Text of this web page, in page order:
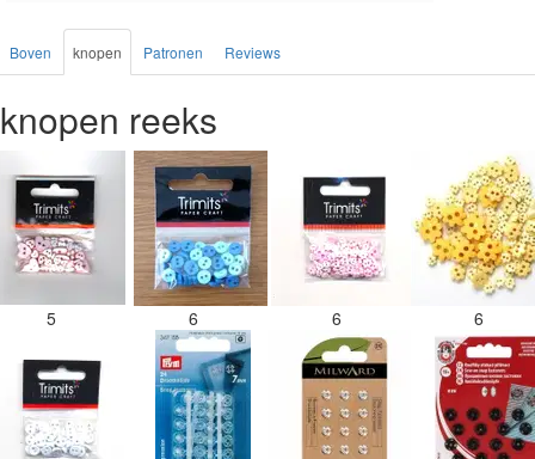
Boven knopen Patronen Reviews
knopen reeks
5 6 6 6